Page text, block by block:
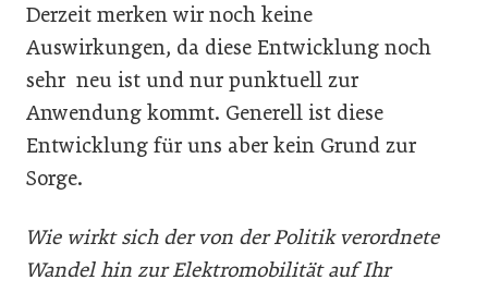
Derzeit merken wir noch keine
Auswirkungen, da diese Entwicklung noch
sehr neu ist und nur punktuell zur
Anwendung kommt. Generell ist diese
Entwicklung für uns aber kein Grund zur
Sorge.
Wie wirkt sich der von der Politik verordnete
Wandel hin zur Elektromobilität auf Ihr